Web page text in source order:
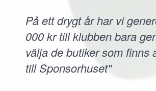
På ett drygt år har vi
000 kr till klubben bara
välja de butiker som finns
till Sponsorhuset"